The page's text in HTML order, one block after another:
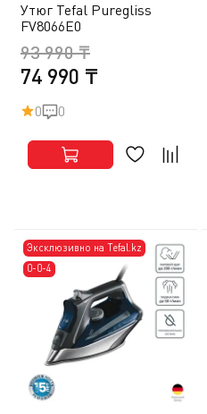
Утюг Tefal Puregliss
FV8066E0
74 990 ₸
93 990 ₸
0 0
Эксклюзивно на Tefal.kz
0-0-4